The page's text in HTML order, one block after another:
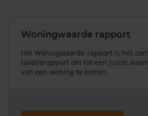
Woningwaarde rapport
Het Woningwaarde rapport is hét
taxatierapport om tot een juiste
van een woning te komen.